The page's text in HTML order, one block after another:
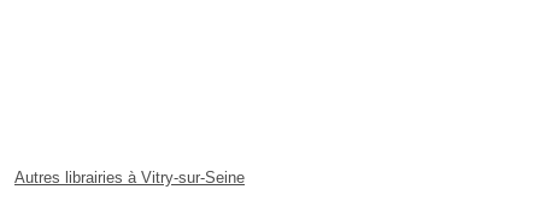
Autres librairies à Vitry-sur-Seine